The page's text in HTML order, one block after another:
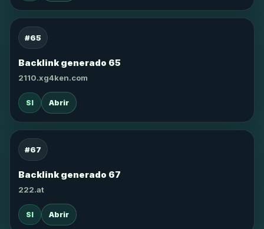
#65
Backlink generado 65
2110.xg4ken.com
SI Abrir
#67
Backlink generado 67
222.at
SI Abrir